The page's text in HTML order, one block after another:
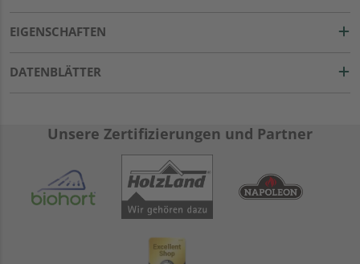
EIGENSCHAFTEN
DATENBLÄTTER
Unsere Zertifizierungen und Partner